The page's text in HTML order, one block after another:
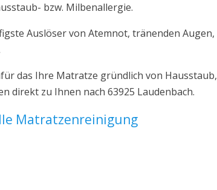
bzw. Milbenallergie.
Auslöser von Atemnot, tränenden Augen,
das Ihre Matratze gründlich von Hausstaub,
direkt zu Ihnen nach 63925 Laudenbach.
Matratzenreinigung